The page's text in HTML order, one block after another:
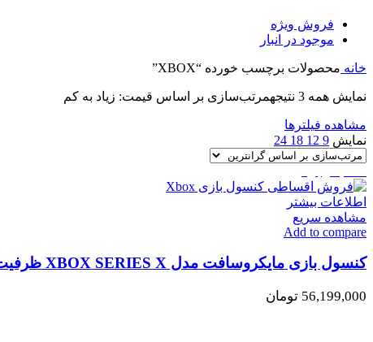
فروش ویژه
موجود در انبار
خانه محصولات برچسب خورده “XBOX”
نمایش همه 3 نتیجه مرتب‌سازی بر اساس قیمت: زیاد به کم
مشاهده فیلترها
نمایش 9
12
18
24
اطلاعات بیشتر
مشاهده سریع
Add to compare
کنسول بازی مایکروسافت مدل XBOX SERIES X ظرفیت 1 ترابایت
56,199,000 تومان